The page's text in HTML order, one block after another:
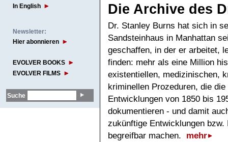
In English
Newsletter:
Hier abonnieren
EVOLVER BOOKS
EVOLVER FILMS
Suche
Die Archive des
Dr. Stanley Burns hat sich in
Sandsteinhaus in Manhattan
geschaffen, in der er arbeitet,
finden: mehr als eine Million
existentiellen, medizinischen,
kriminellen Prozeduren, die
Entwicklungen von 1850 bis
dokumentieren - und damit
zukünftige Entwicklungen bzw.
begreifbar machen.
mehr